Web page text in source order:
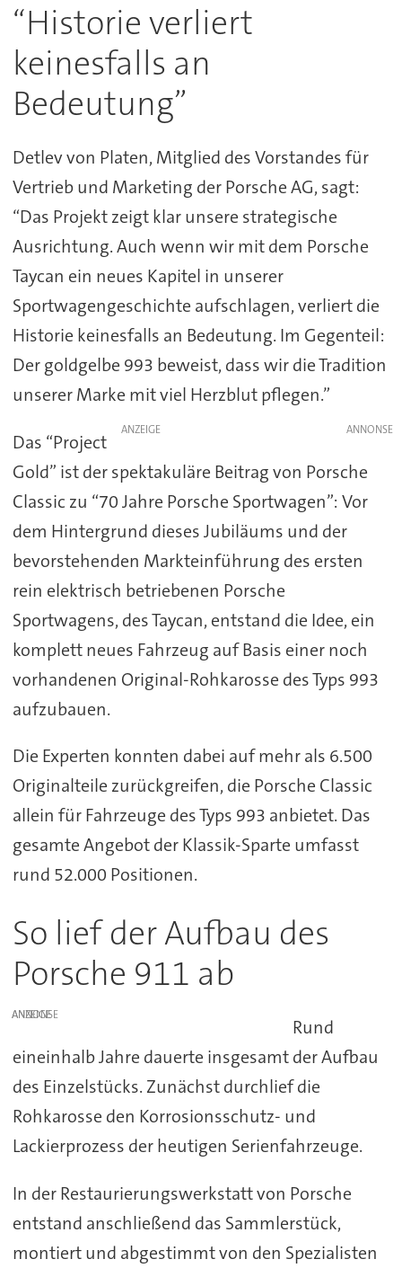
“Historie verliert
keinesfalls an
Bedeutung”
Detlev von Platen, Mitglied des Vorstandes für
Vertrieb und Marketing der Porsche AG, sagt:
“Das Projekt zeigt klar unsere strategische
Ausrichtung. Auch wenn wir mit dem Porsche
Taycan ein neues Kapitel in unserer
Sportwagengeschichte aufschlagen, verliert die
Historie keinesfalls an Bedeutung. Im Gegenteil:
Der goldgelbe 993 beweist, dass wir die Tradition
unserer Marke mit viel Herzblut pflegen.”
ANZEIGE
Das “Project
Gold” ist der spektakuläre Beitrag von Porsche
Classic zu “70 Jahre Porsche Sportwagen”: Vor
dem Hintergrund dieses Jubiläums und der
bevorstehenden Markteinführung des ersten
rein elektrisch betriebenen Porsche
Sportwagens, des Taycan, entstand die Idee, ein
komplett neues Fahrzeug auf Basis einer noch
vorhandenen Original-Rohkarosse des Typs 993
aufzubauen.
Die Experten konnten dabei auf mehr als 6.500
Originalteile zurückgreifen, die Porsche Classic
allein für Fahrzeuge des Typs 993 anbietet. Das
gesamte Angebot der Klassik-Sparte umfasst
rund 52.000 Positionen.
So lief der Aufbau des
Porsche 911 ab
ANZEIGE
Rund
eineinhalb Jahre dauerte insgesamt der Aufbau
des Einzelstücks. Zunächst durchlief die
Rohkarosse den Korrosionsschutz- und
Lackierprozess der heutigen Serienfahrzeuge.
In der Restaurierungswerkstatt von Porsche
entstand anschließend das Sammlerstück,
montiert und abgestimmt von den Spezialisten